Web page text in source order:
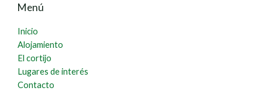
Menú
Inicio
Alojamiento
El cortijo
Lugares de interés
Contacto